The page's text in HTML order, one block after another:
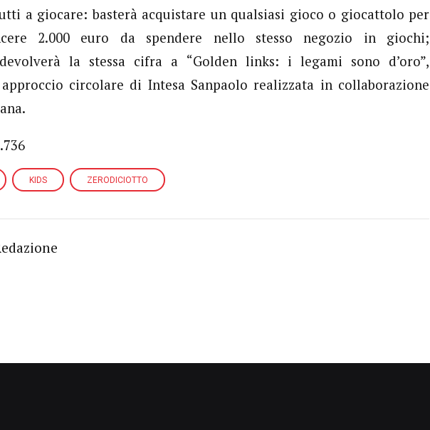
a giocare: basterà acquistare un qualsiasi gioco o giocattolo per
2.000 euro da spendere nello stesso negozio in giochi;
la stessa cifra a “Golden links: i legami sono d’oro”,
circolare di Intesa Sanpaolo realizzata in collaborazione
KIDS ZERODICIOTTO